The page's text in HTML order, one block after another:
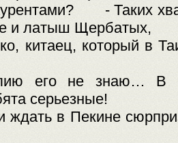
- Таких
и латыш Щербатых,
китаец, который в
его не знаю… В
серьезные!
в Пекине